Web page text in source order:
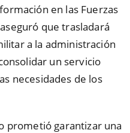
en las Fuerzas
que trasladará
a la administración
un servicio
necesidades de los
prometió garantizar una